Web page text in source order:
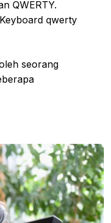
QWERTY.
qwerty
seorang